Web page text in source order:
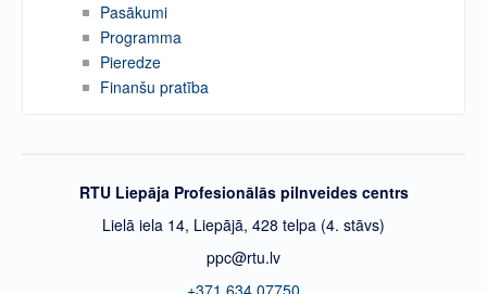
Pasākumi
Programma
Pieredze
Finanšu pratība
RTU Liepāja Profesionālās pilnveides centrs
Lielā iela 14, Liepājā, 428 telpa (4. stāvs)
ppc@rtu.lv
+371 634 07750